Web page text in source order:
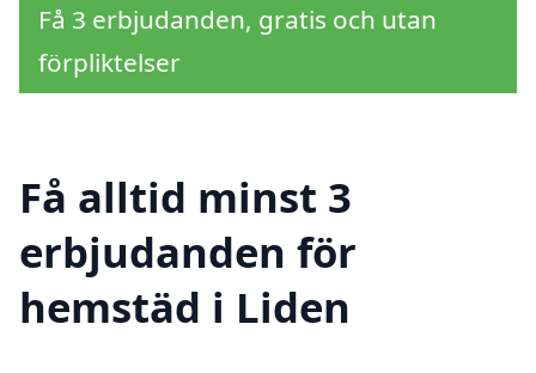
Få 3 erbjudanden, gratis och utan
förpliktelser
Få alltid minst 3
erbjudanden för
hemstäd i Liden